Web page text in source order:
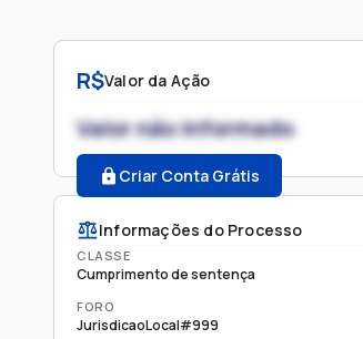
R$Valor da Ação
Valor não informado
Criar Conta Grátis
Informações do Processo
CLASSE
Cumprimento de sentença
FORO
JurisdicaoLocal#999